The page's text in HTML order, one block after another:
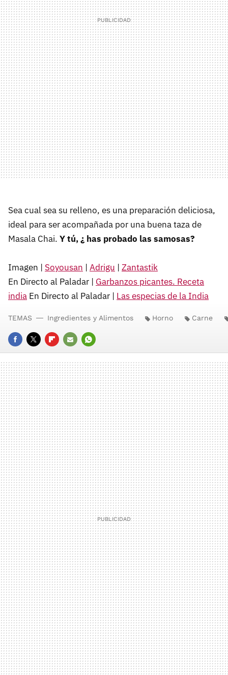
Sea cual sea su relleno, es una preparación deliciosa,
ideal para ser acompañada por una buena taza de
Masala Chai. Y tú, ¿ has probado las samosas?
Imagen | Soyousan | Adrigu | Zantastik
En Directo al Paladar | Garbanzos picantes. Receta
india En Directo al Paladar | Las especias de la India
FACEBOOK
TWITTERFLIPBOARD
E-
MAIL
WHATSAPP
TEMAS Ingredientes y Alimentos Horno Carne